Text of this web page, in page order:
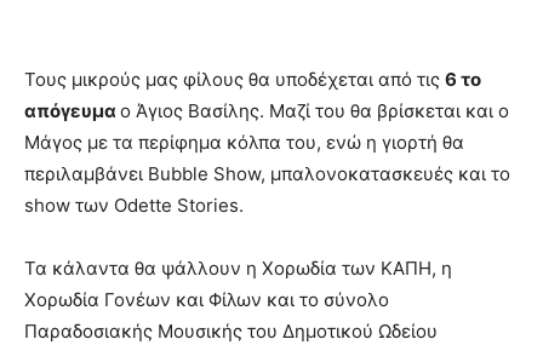
Τους μικρούς μας φίλους θα υποδέχεται από τις 6 το
απόγευμα ο Άγιος Βασίλης. Μαζί του θα βρίσκεται και ο
Μάγος με τα περίφημα κόλπα του, ενώ η γιορτή θα
περιλαμβάνει Bubble Show, μπαλονοκατασκευές και το
show των Odette Stories.
Τα κάλαντα θα ψάλλουν η Χορωδία των ΚΑΠΗ, η
Χορωδία Γονέων και Φίλων και το σύνολο
Παραδοσιακής Μουσικής του Δημοτικού Ωδείου